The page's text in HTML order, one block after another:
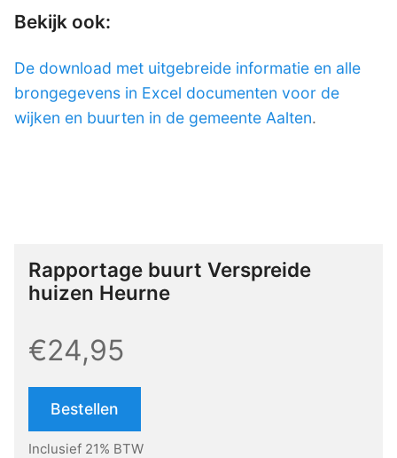
Bekijk ook:
De download met uitgebreide informatie en alle
brongegevens in Excel documenten voor de
wijken en buurten in de gemeente Aalten.
Rapportage buurt Verspreide
huizen Heurne
€24,95
Bestellen
Inclusief 21% BTW